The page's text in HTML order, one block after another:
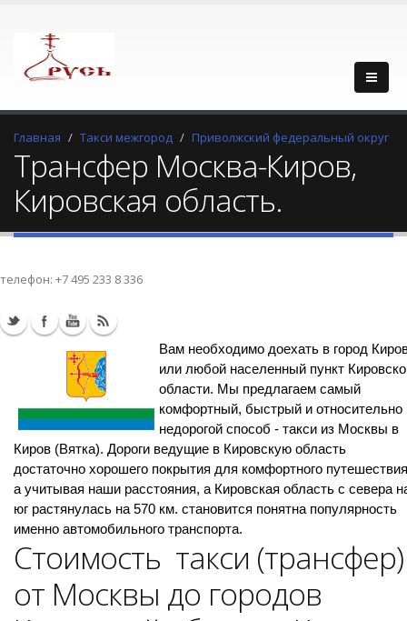
Главная Такси межгород Приволжский федеральный округ
Трансфер Москва-Киров,
Кировская область.
телефон: +7 495 233 8 336
Вам необходимо доехать в город
или любой населенный пункт
области. Мы предлагаем самый
комфортный, быстрый и относительно
недорогой способ - такси из Москвы в
Киров (Вятка). Дороги ведущие в Кировскую область
достаточно хорошего покрытия для комфортного
а учитывая наши расстояния, а Кировская область с севера
юг растянулась на 570 км. становится понятна популярность
именно автомобильного транспорта.
Стоимость такси (трансфер)
от Москвы до городов